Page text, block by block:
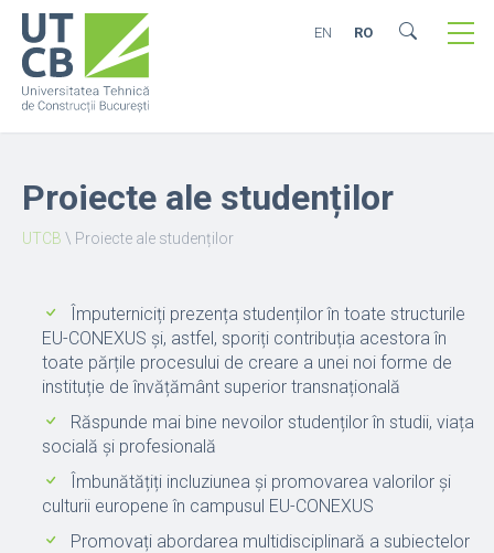
EN RO
Proiecte ale studenților
UTCB \ Proiecte ale studenților
Împuterniciți prezența studenților în toate structurile
EU-CONEXUS și, astfel, sporiți contribuția acestora în
toate părțile procesului de creare a unei noi forme de
instituție de învățământ superior transnațională
Răspunde mai bine nevoilor studenților în studii, viața
socială și profesională
Îmbunătățiți incluziunea și promovarea valorilor și
culturii europene în campusul EU-CONEXUS
Promovați abordarea multidisciplinară a subiectelor